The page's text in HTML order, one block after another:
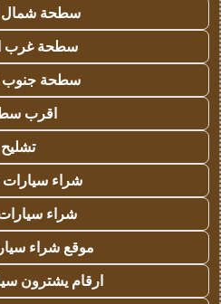
سطحة شمال
سطحة غرب
سطحة جنوب
اقرب
تشليح
شراء
شراء
موقع شراء
ارقام يشترون